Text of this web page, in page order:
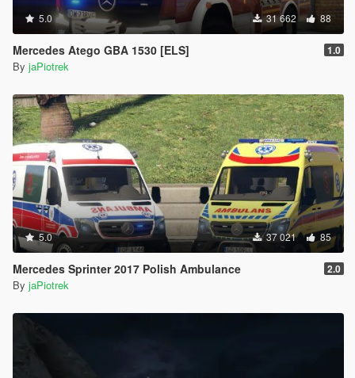
5.0 31 662 88
Mercedes Atego GBA 1530 [ELS] 1.0
By jaPiotrek
5.0 37 021 85
Mercedes Sprinter 2017 Polish Ambulance 2.0
By jaPiotrek